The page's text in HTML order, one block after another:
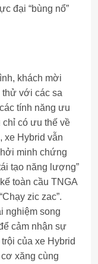
đại “bùng nổ”
khách mời
thử với các sa
tính năng ưu
chỉ có ưu thế về
xe Hybrid vẫn
minh chứng
tạo năng lượng”
toàn cầu TNGA
zic zac”.
nghiệm song
cảm nhận sự
của xe Hybrid
xăng cùng